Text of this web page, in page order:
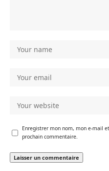
Enregistrer mon nom, mon e-mail
prochain commentaire.